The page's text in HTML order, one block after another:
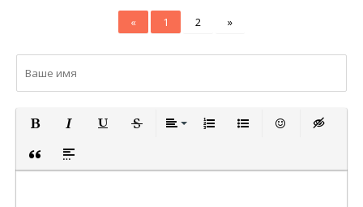
« 1 2 »
ПОЛУЖИРНЫЙ
КУРСИВ
ВСТАВКА ЦИТАТЫ
ВСТАВКА СПОЙЛЕРА